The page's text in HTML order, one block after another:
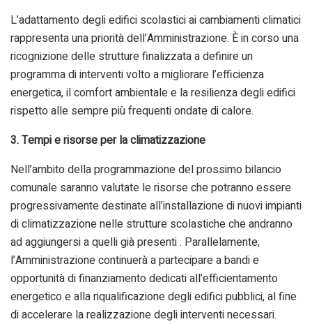
L’adattamento degli edifici scolastici ai cambiamenti climatici
rappresenta una priorità dell’Amministrazione. È in corso una
ricognizione delle strutture finalizzata a definire un
programma di interventi volto a migliorare l’efficienza
energetica, il comfort ambientale e la resilienza degli edifici
rispetto alle sempre più frequenti ondate di calore.
3. Tempi e risorse per la climatizzazione
Nell’ambito della programmazione del prossimo bilancio
comunale saranno valutate le risorse che potranno essere
progressivamente destinate all’installazione di nuovi impianti
di climatizzazione nelle strutture scolastiche che andranno
ad aggiungersi a quelli già presenti . Parallelamente,
l’Amministrazione continuerà a partecipare a bandi e
opportunità di finanziamento dedicati all’efficientamento
energetico e alla riqualificazione degli edifici pubblici, al fine
di accelerare la realizzazione degli interventi necessari.